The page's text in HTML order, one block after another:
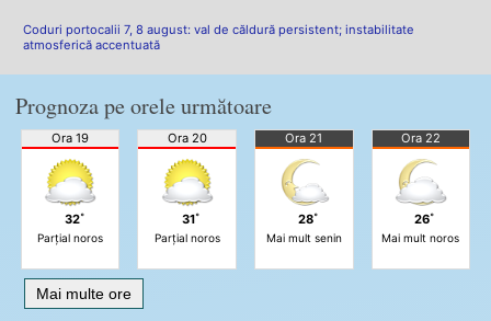
Coduri portocalii 7, 8 august: val de căldură persistent; instabilitate
atmosferică accentuată
Prognoza pe orele următoare
Ora 19
32˚
Parțial noros
Ora 20
31˚
Parțial noros
Ora 21
28˚
Mai mult senin
Ora 22
26˚
Mai mult noros
Mai multe ore